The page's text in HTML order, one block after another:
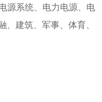
源系统、电力电源、电
建筑、军事、体育、